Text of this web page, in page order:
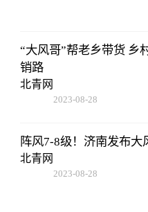
“大风哥”帮老乡带货 乡
销路
北青网
2023-08-28
阵风7-8级！济南发布大
北青网
2023-08-28